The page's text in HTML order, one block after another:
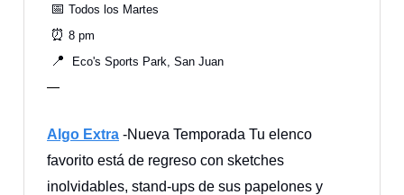
📅 Todos los Martes
⏰ 8 pm
📍 Eco's Sports Park, San Juan
—
Algo Extra -Nueva Temporada Tu elenco
favorito está de regreso con sketches
inolvidables, stand-ups de sus papelones y